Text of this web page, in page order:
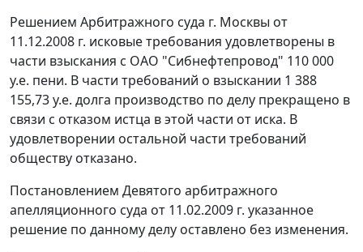
Решением Арбитражного суда г. Москвы от
11.12.2008 г. исковые требования удовлетворены в
части взыскания с ОАО "Сибнефтепровод" 110 000
у.е. пени. В части требований о взыскании 1 388
155,73 у.е. долга производство по делу прекращено в
связи с отказом истца в этой части от иска. В
удовлетворении остальной части требований
обществу отказано.
Постановлением Девятого арбитражного
апелляционного суда от 11.02.2009 г. указанное
решение по данному делу оставлено без изменения.